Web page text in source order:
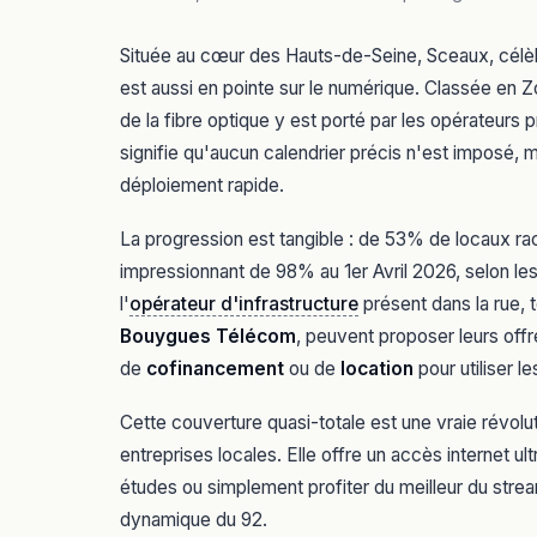
Située au cœur des Hauts-de-Seine, Sceaux,
est aussi en pointe sur le numérique. Classée en
de la fibre optique y est porté par les opérateurs
signifie qu'aucun calendrier précis n'est imposé,
déploiement rapide.
La progression est tangible : de 53% de locaux
impressionnant de 98% au 1er Avril 2026, selon
l'opérateur d'infrastructure présent dans la
Bouygues Télécom, peuvent proposer leurs
de cofinancement ou de location pour utiliser
Cette couverture quasi-totale est une vraie
entreprises locales. Elle offre un accès internet
études ou simplement profiter du meilleur du
dynamique du 92.